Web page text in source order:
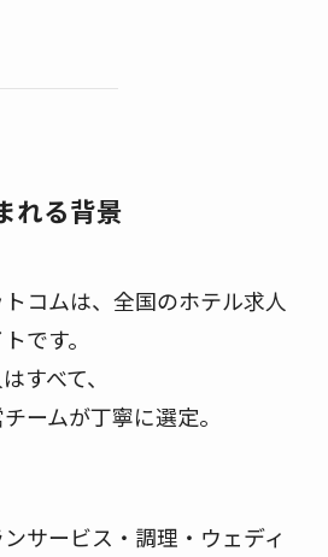
れる背景
コムは、全国のホテル求人
です。
すべて、
ームが丁寧に選定。
サービス・調理・ウェディ